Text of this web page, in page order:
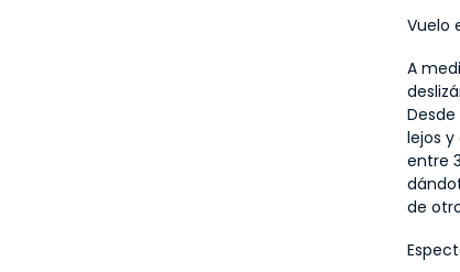
Vuelo
A
lejos
entre
de